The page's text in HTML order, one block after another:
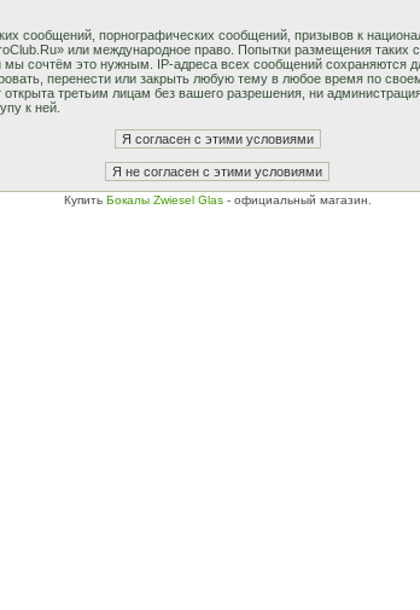
сообщений, порнографических сообщений, призывов к
или международное право. Попытки размещения
сочтём это нужным. IP-адреса всех сообщений сохраняются
перенести или закрыть любую тему в любое время по
третьим лицам без вашего разрешения, ни
к ней.
Купить Бокалы Zwiesel Glas - официальный магазин.